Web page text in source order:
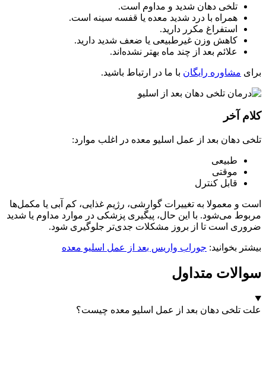
تلخی دهان شدید و مداوم است.
همراه با درد شدید معده یا قفسه سینه است.
استفراغ مکرر دارید.
کاهش وزن غیرطبیعی یا ضعف شدید دارید.
علائم بعد از چند ماه بهتر نشده‌اند.
برای مشاوره رایگان با ما در ارتباط باشید.
کلام آخر
تلخی دهان بعد از عمل اسلیو معده در اغلب موارد:
طبیعی
موقتی
قابل‌ کنترل
است و معمولا به تغییرات گوارشی، رژیم غذایی، کم‌ آبی یا مکمل‌ها
مربوط می‌شود. با این حال، پیگیری پزشکی در موارد مداوم یا شدید
ضروری است تا از بروز مشکلات جدی‌تر جلوگیری شود.
بیشتر بخوانید: جوراب واریس بعد از عمل اسلیو معده
سوالات متداول
علت تلخی دهان بعد از عمل اسلیو معده چیست؟